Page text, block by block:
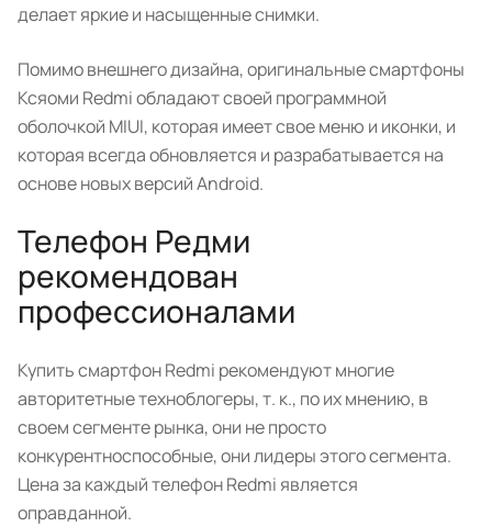
делает яркие и насыщенные снимки.
Помимо внешнего дизайна, оригинальные смартфоны
Ксяоми Redmi обладают своей программной
оболочкой MIUI, которая имеет свое меню и иконки, и
которая всегда обновляется и разрабатывается на
основе новых версий Android.
Телефон Редми
рекомендован
профессионалами
Купить смартфон Redmi рекомендуют многие
авторитетные техноблогеры, т. к., по их мнению, в
своем сегменте рынка, они не просто
конкурентноспособные, они лидеры этого сегмента.
Цена за каждый телефон Redmi является
оправданной.